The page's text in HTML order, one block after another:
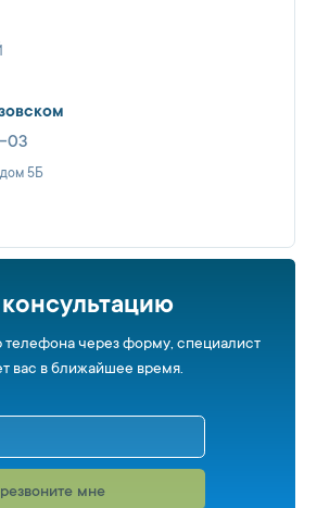
03
5Б
телефона через форму, специалист
вас в ближайшее время.
мне